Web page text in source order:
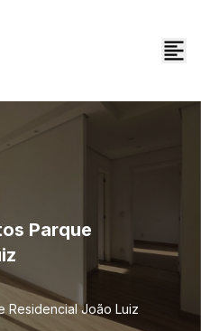
Parque
Residencial João Luiz